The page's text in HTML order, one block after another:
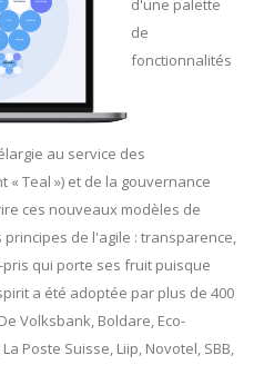
d'une palette
de
fonctionnalités
au service des
Teal ») et de la gouvernance
ces nouveaux modèles de
de l'agile : transparence,
qui porte ses fruit puisque
a été adoptée par plus de 400
Volksbank, Boldare, Eco-
Poste Suisse, Liip, Novotel, SBB,